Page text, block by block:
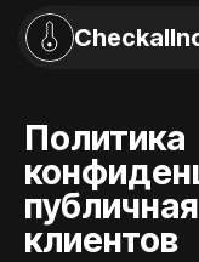
Политика
клиентов